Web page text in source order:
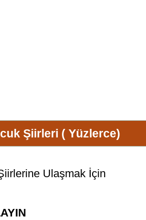
Şiirleri ( Yüzlerce)
Ulaşmak İçin